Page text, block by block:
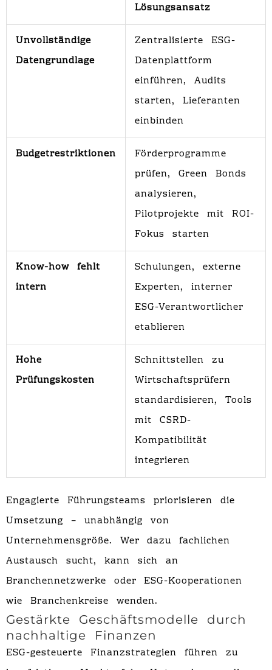
Lösungsansatz
Unvollständige
Datengrundlage
Zentralisierte ESG-
Datenplattform
einführen, Audits
starten, Lieferanten
einbinden
Budgetrestriktionen
Förderprogramme
prüfen, Green Bonds
analysieren,
Pilotprojekte mit ROI-
Fokus starten
Know-how fehlt
intern
Schulungen, externe
Experten, interner
ESG-Verantwortlicher
etablieren
Hohe
Prüfungskosten
Schnittstellen zu
Wirtschaftsprüfern
standardisieren, Tools
mit CSRD-
Kompatibilität
integrieren
Engagierte Führungsteams priorisieren die
Umsetzung – unabhängig von
Unternehmensgröße. Wer dazu fachlichen
Austausch sucht, kann sich an
Branchennetzwerke oder ESG-Kooperationen
wie Branchenkreise wenden.
Gestärkte Geschäftsmodelle durch
nachhaltige Finanzen
ESG-gesteuerte Finanzstrategien führen zu